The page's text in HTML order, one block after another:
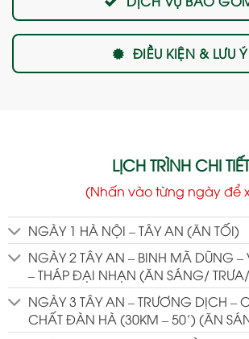
LỊCH TRÌNH CHI TIẾT
(Nhấn vào từng ngày để
NGÀY 1 HÀ NỘI – TÂY AN (ĂN TỐI)
NGÀY 2 TÂY AN – BINH MÃ DŨNG
– THÁP ĐẠI NHẠN (ĂN SÁNG/
NGÀY 3 TÂY AN – TRƯƠNG DỊCH –
CHẤT ĐÀN HÀ (30KM – 50’) (ĂN
ĐIỀU KIỆN & LƯU Ý